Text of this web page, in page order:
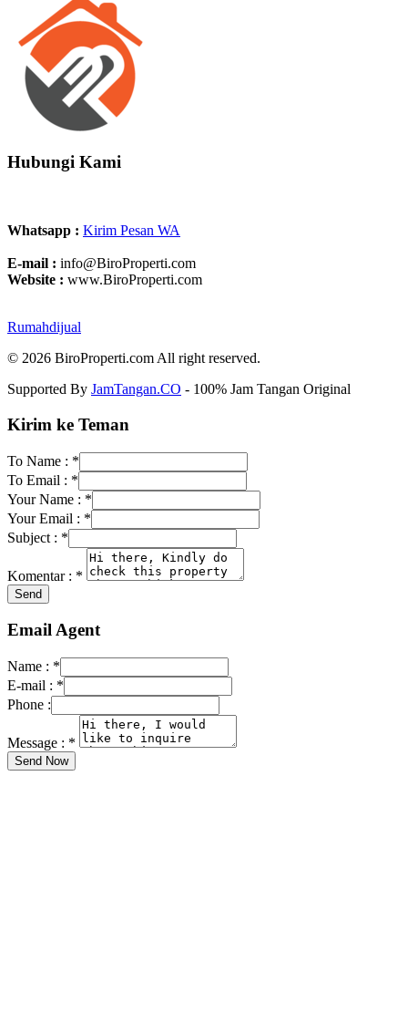
Hubungi Kami
Whatsapp : Kirim Pesan WA
E-mail : info@BiroProperti.com
Website : www.BiroProperti.com
Rumahdijual
© 2026 BiroProperti.com All right reserved.
Supported By JamTangan.CO - 100% Jam Tangan Original
Kirim ke Teman
To Name : *
To Email : *
Your Name : *
Your Email : *
Subject : *
Komentar : *
Email Agent
Name : *
E-mail : *
Phone :
Message : *